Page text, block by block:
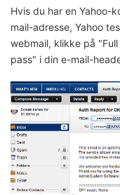
Hvis du har en Yahoo-
mail-adresse, Yahoo
webmail, klikke på
pass" i din e-mail-